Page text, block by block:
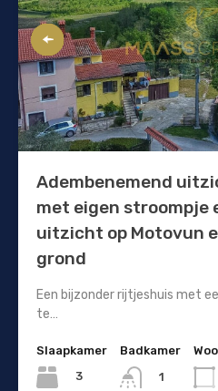
Adembenemend
met eigen stroompje
uitzicht op Motovun
grond
Een bijzonder rijtjeshuis met
te…
Slaapkamer
3
Badkamer
1